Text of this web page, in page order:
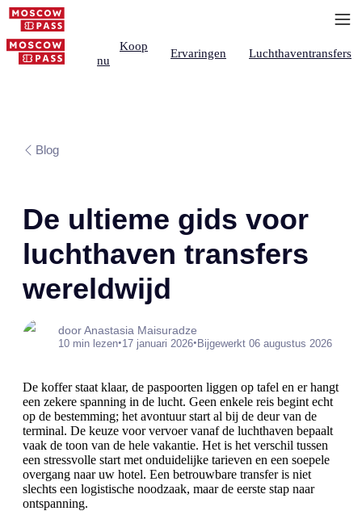
Koop
nu
Ervaringen Luchthaventransfers
Blog
De ultieme gids voor
luchthaven transfers
wereldwijd
door Anastasia Maisuradze
10 min lezen•17 januari 2026•Bijgewerkt 06 augustus 2026
De koffer staat klaar, de paspoorten liggen op tafel en er hangt
een zekere spanning in de lucht. Geen enkele reis begint echt
op de bestemming; het avontuur start al bij de deur van de
terminal. De keuze voor vervoer vanaf de luchthaven bepaalt
vaak de toon van de hele vakantie. Het is het verschil tussen
een stressvolle start met onduidelijke tarieven en een soepele
overgang naar uw hotel. Een betrouwbare transfer is niet
slechts een logistische noodzaak, maar de eerste stap naar
ontspanning.